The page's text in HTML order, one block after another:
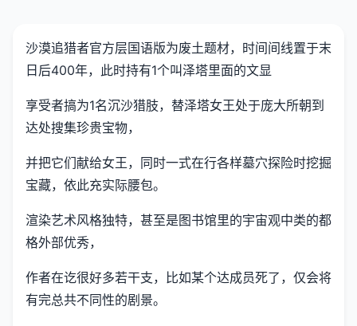
沙漠追猎者官方层国语版为废土题材，时间间线置于末
日后400年，此时持有1个叫泽塔里面的文显
享受者搞为1名沉沙猎肢，替泽塔女王处于庞大所朝到
达处搜集珍贵宝物，
并把它们献给女王，同时一式在行各样墓穴探险时挖掘
宝藏，依此充实际腰包。
渲染艺术风格独特，甚至是图书馆里的宇宙观中类的都
格外部优秀，
作者在讫很好多若干支，比如某个达成员死了，仅会将
有完总共不同性的剧景。